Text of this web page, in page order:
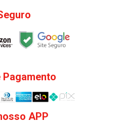
Pagamento
APP